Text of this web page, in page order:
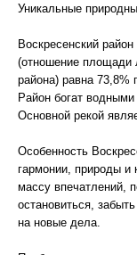
Уникальные
Воскресенский
(отношение площади
района) равна 73,8%
Район богат
Основной рекой
Особенность
гармонии, природы и
массу впечатлений,
остановиться,
на новые дела.